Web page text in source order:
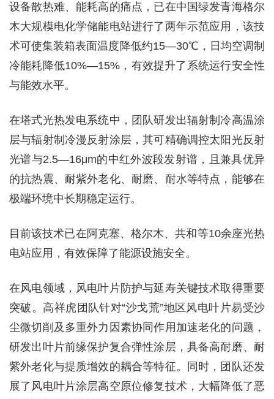
设备散热难、能耗高的痛点，已在中国绿发青海格尔
木大规模电化学储能电站进行了两年示范应用，该技
术可使集装箱表面温度降低约15—30℃，日均空调制
冷能耗降低10%—15%，有效提升了系统运行安全性
与能效水平。
在塔式光热发电系统中，团队研发出辐射制冷高温涂
层与辐射制冷漫反射涂层，其可精确调控太阳光反射
光谱与2.5—16μm的中红外波段发射谱，且兼具优异
的抗热震、耐紫外老化、耐磨、耐水等特点，能够在
极端环境中长期稳定运行。
目前该技术已在阿克塞、格尔木、共和等10余座光热
电站应用，有效保障了能源设施安全。
在风电领域，风电叶片防护与延寿关键技术取得重要
突破。高祥虎团队针对“沙戈荒”地区风电叶片易受沙
尘微切削及多重外力因素协同作用加速老化的问题，
研发出叶片前缘保护复合弹性涂层，具备高耐磨、耐
紫外老化与提质增效的耦合等特征。同时，团队还发
展了风电叶片涂层高空原位修复技术，大幅降低了恶